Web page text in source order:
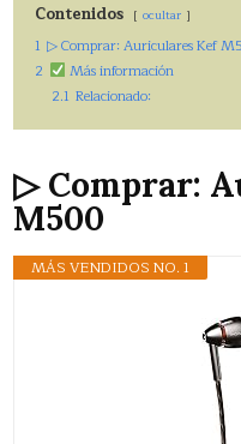
Contenidos ocultar
1 ▷ Comprar: Auriculares Kef
2
Más información
2.1 Relacionado:
▷ Comprar:
M500
MÁS VENDIDOS NO. 1